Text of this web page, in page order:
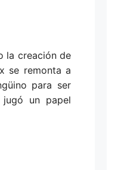
la creación de
se remonta a
para ser
un papel